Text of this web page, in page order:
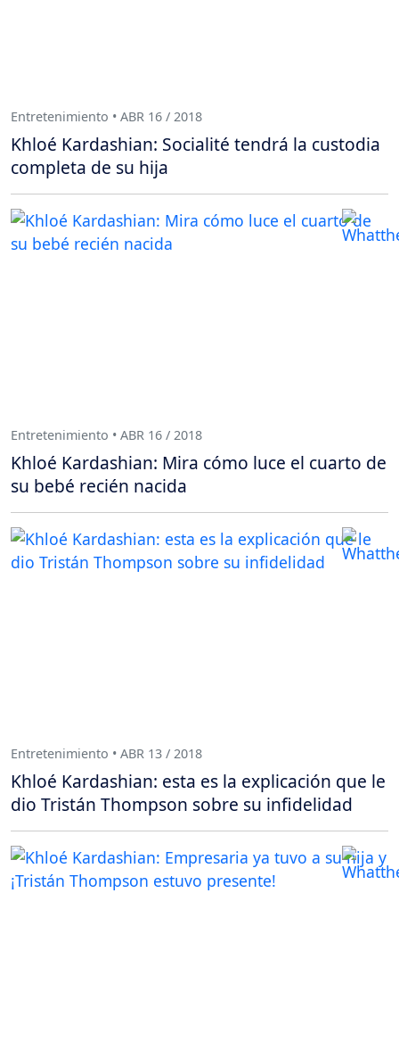
Entretenimiento • ABR 16 / 2018
Khloé Kardashian: Socialité tendrá la custodia
completa de su hija
Entretenimiento • ABR 16 / 2018
Khloé Kardashian: Mira cómo luce el cuarto de
su bebé recién nacida
Entretenimiento • ABR 13 / 2018
Khloé Kardashian: esta es la explicación que le
dio Tristán Thompson sobre su infidelidad